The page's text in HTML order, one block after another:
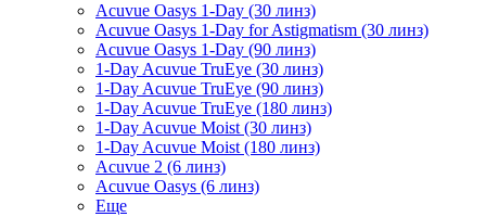
Acuvue Oasys 1-Day (30 линз)
Acuvue Oasys 1-Day for Astigmatism (30 линз)
Acuvue Oasys 1-Day (90 линз)
1-Day Acuvue TruEye (30 линз)
1-Day Acuvue TruEye (90 линз)
1-Day Acuvue TruEye (180 линз)
1-Day Acuvue Moist (30 линз)
1-Day Acuvue Moist (180 линз)
Acuvue 2 (6 линз)
Acuvue Oasys (6 линз)
Еще